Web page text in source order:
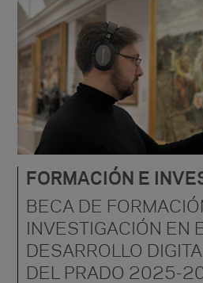
FORMACIÓN E
BECA DE
INVESTIGACIÓN EN
DESARROLLO
DEL PRADO 2025-